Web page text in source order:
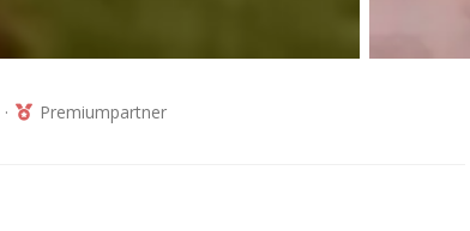
· Premiumpartner